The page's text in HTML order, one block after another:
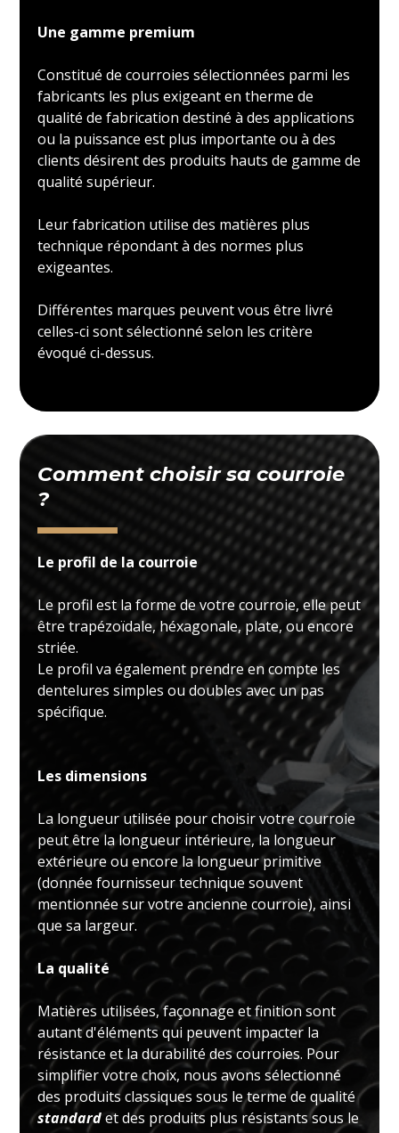
Une gamme premium
Constitué de courroies sélectionnées parmi les
fabricants les plus exigeant en therme de
qualité de fabrication destiné à des applications
ou la puissance est plus importante ou à des
clients désirent des produits hauts de gamme de
qualité supérieur.
Leur fabrication utilise des matières plus
technique répondant à des normes plus
exigeantes.
Différentes marques peuvent vous être livré
celles-ci sont sélectionné selon les critère
évoqué ci-dessus.
Comment choisir sa courroie
?
Le profil de la courroie
Le profil est la forme de votre courroie, elle peut
être trapézoïdale, héxagonale, plate, ou encore
striée.
Le profil va également prendre en compte les
dentelures simples ou doubles avec un pas
spécifique.
Les dimensions
La longueur utilisée pour choisir votre courroie
peut être la longueur intérieure, la longueur
extérieure ou encore la longueur primitive
(donnée fournisseur technique souvent
mentionnée sur votre ancienne courroie), ainsi
que sa largeur.
La qualité
Matières utilisées, façonnage et finition sont
autant d'éléments qui peuvent impacter la
résistance et la durabilité des courroies. Pour
simplifier votre choix, nous avons sélectionné
des produits classiques sous le terme de qualité
standardet des produits plus résistants sous le